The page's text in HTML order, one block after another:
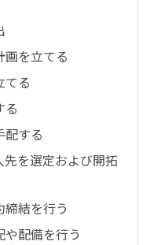
を立てる
てる
る
配する
を選定および開拓
結を行う
配備を行う